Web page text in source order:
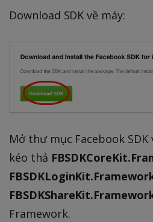
Download SDK về máy:
Mở thư mục Facebook
kéo thả
Framework.